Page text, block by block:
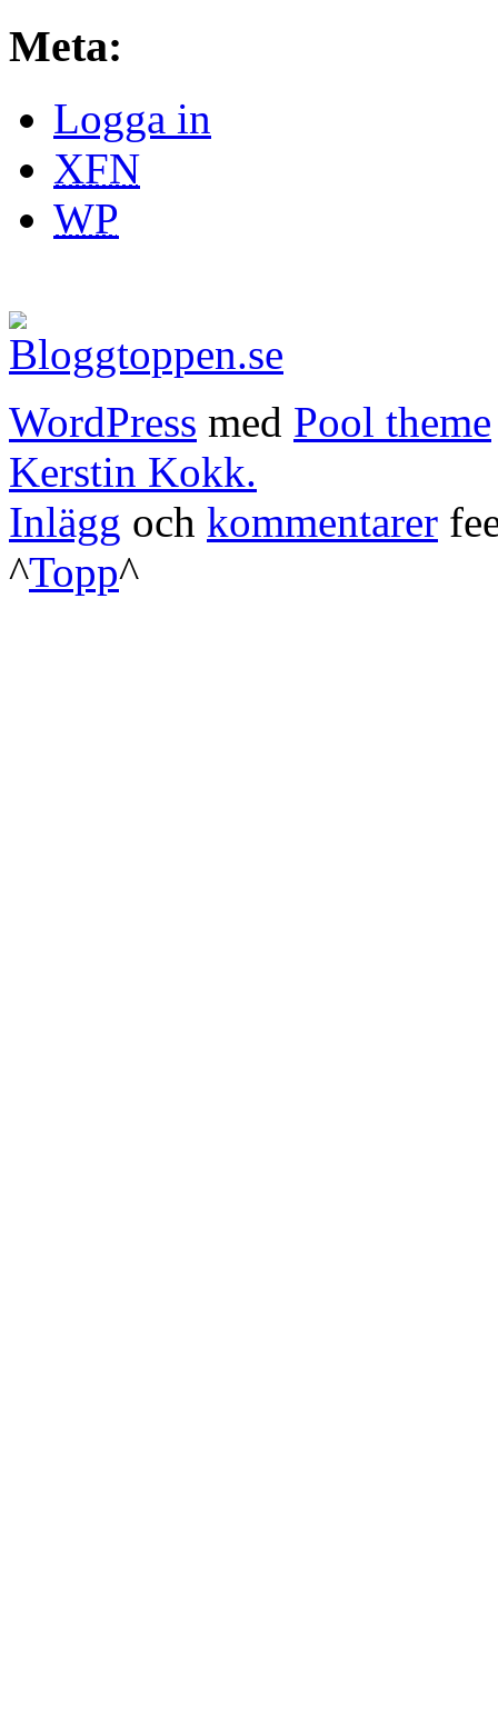
Meta:
Logga in
XFN
WP
WordPress med Pool theme
Kerstin Kokk.
Inlägg och kommentarer
^Topp^